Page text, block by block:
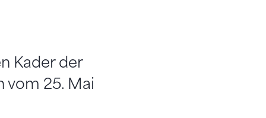
Kader der
vom 25. Mai